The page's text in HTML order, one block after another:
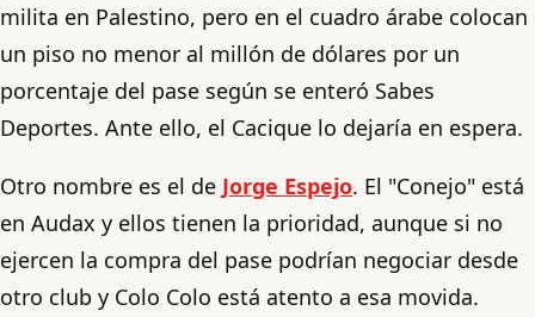
milita en Palestino, pero en el cuadro árabe colocan
un piso no menor al millón de dólares por un
porcentaje del pase según se enteró Sabes
Deportes. Ante ello, el Cacique lo dejaría en espera.
Otro nombre es el de Jorge Espejo. El "Conejo" está
en Audax y ellos tienen la prioridad, aunque si no
ejercen la compra del pase podrían negociar desde
otro club y Colo Colo está atento a esa movida.